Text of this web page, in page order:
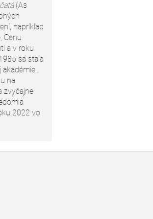
(As
napríklad
Cenu
a v roku
sa stala
na
zvyčajne
2022 vo